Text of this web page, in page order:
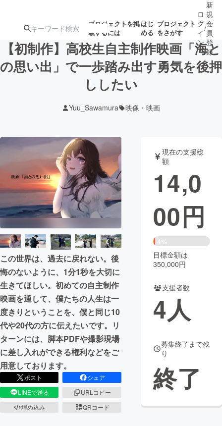
プロジェクトを掲
載するには
はじ
める
プロジェクト
をさがす
注目の新着プロ募集終了が近いプ
テクノロジー・ガジェット
映像・映画 書籍・雑誌
ビジネス・起業 チャレンジ
まちづくり・地域活性化
CAMPFIRE for Social Good
CAMPFIRE Creation
CAMPFIREふるさと納税machi-ya コミュニティ
ロ
グ
イ
ン
/
新
規
会
員
登
録
【初制作】高校生自主制作映画「海と
の思い出」で一歩踏み出す勇気を後押
ししたい
Yuu_Sawamura 映像・映画
この世界は、過去に戻れない。後
悔のないように、1分1秒を大切に
生きてほしい。初めての自主制作
映画を通して、僕たちの人生は一
度きりということを、僕と同じ10
代や20代の方に伝えたいです。リ
ターンには、脚本PDFや撮影現場
に差し入れができる権利などをご
用意しております。
ポスト
シェア
LINEで送る
URLコピー
埋め込み
QRコード
現在の支援総
額
14,0
00円
4%
目標金額は
350,000円
支援者数
4人
募集終了まで残
り
終了